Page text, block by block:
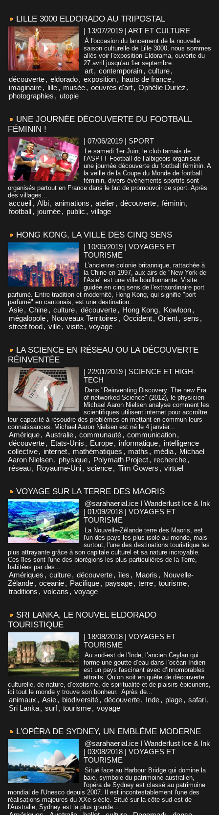
LILLE 3000 ELDORADO AU TRIPOSTAL
| 13/07/2019 | ART ET CULTURE
À l'occasion du lancement de la nouvelle
saison culturelle de Lille 3000, nous sommes
allés voir l'exposition Eldorama, ouverte du
27 avril jusqu'au 1er septembre.
art, contemporain, culture,
découverte, eldorado, exposition, hauts de france,
imaginaire, lille, musée, oeuvres d'art, Ophélie Duriez ,
photographies , utopie
UNE JOURNÉE DÉCOUVERTE DU FOOTBALL
FÉMININ !
| 07/06/2019 | SPORT
Le samedi 1er Juin, le club tarnais de
l’ASPTT Football de l’albigeois organisait
une journée découverte du football féminin. A
la veille de la Coupe du Monde de football
féminin, divers événements sportifs sont
organisés partout en France dans le but de promouvoir ce sport. Après
des villages...
accueil, Albi, animations , atelier, découverte, féminin,
football, journée, public , village
HONG KONG, LA VILLE DES CINQ SENS
| 10/05/2019 | VOYAGES ET
TOURISME
L’ancienne colonie britannique, rattachée à
la Chine en 1997, aux airs de "New York de
l’Asie" est une ville bouillonnante. Visite
guidée en cinq sens de l'extraordinaire port
parfumé. Entre tradition et modernité, Hong Kong, qui signifie "port
parfumé" en cantonais, est une destination...
Asie, Chine, culture, découverte, Hong Kong, Kowloon,
mégalopole, Nouveaux Territoires , Occident, Orient, sens ,
street food, ville, visite, voyage
LA SCIENCE EN RÉSEAU OU LA DÉCOUVERTE
RÉINVENTÉE
| 22/01/2019 | SCIENCE ET HIGH-
TECH
Dans "Reinventing Discovery. The new Era
of networked Science" (2012), le physicien
Michael Aaron Nielsen analyse comment les
scientifiques utilisent internet pour accroître
leur capacité à résoudre des problèmes en mettant en commun leurs
connaissances. Michael Aaron Nielsen est né le 4 janvier...
Amérique, Australie, communauté, communication,
découverte, Etats-Unis , Europe, informatique, intelligence
collective, internet, mathématiques , maths , média, Michael
Aaron Nielsen, physique, Polymath Project, recherche,
réseau, Royaume-Uni, science, Tiim Gowers , virtuel
VOYAGE SUR LA TERRE DES MAORIS
@sarahaerial.ice I Wanderlust Ice & Ink
| 01/09/2018 | VOYAGES ET
TOURISME
La Nouvelle-Zélande terre des Maoris, est
l'un des pays les plus isolé au monde, mais
surtout, l'une des destinations touristique les
plus attrayante grâce à son capitale culturel et sa nature incroyable.
Ces îles sont l'une des biorégions les plus particulières de la Terre,
habitées par des...
Amériques , culture, découverte, îles , Maoris , Nouvelle-
Zélande, oceanie, Pacifique, paysage, terre, tourisme,
traditions , volcans , voyage
SRI LANKA, LE NOUVEL ELDORADO
TOURISTIQUE
| 18/08/2018 | VOYAGES ET
TOURISME
Au sud-est de l’Inde, l’ancien Ceylan qui
forme une goutte d’eau dans l’océan Indien
est un pays fascinant avec d’innombrables
attraits. Qu’on soit en quête de découverte
culturelle, de nature, d’exotisme, de spiritualité et de plaisirs épicuriens,
ici tout le monde y trouve son bonheur. Après de...
animaux , Asie, biodiversité, découverte, Inde, plage, safari,
Sri Lanka, surf, tourisme, voyage
L'OPÉRA DE SYDNEY, UN EMBLÈME MODERNE
@sarahaerial.ice I Wanderlust Ice & Ink
| 03/08/2018 | VOYAGES ET
TOURISME
Situé face au Harbour Bridge qui domine la
baie, symbole du patrimoine australien,
l'opéra de Sydney est classé au patrimoine
mondial de l'Unesco depuis 2007. Il est incontestablement l'une des
réalisations majeures du XXe siècle. Situé sur la côte sud-est de
l'Australie, Sydney est la plus grande...